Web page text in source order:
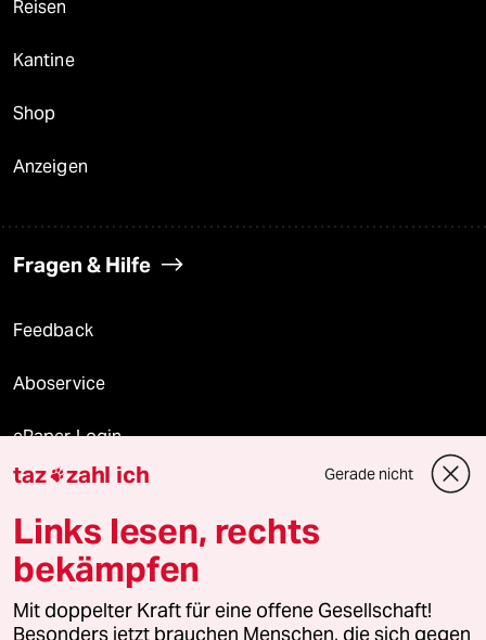
Reisen
Kantine
Shop
Anzeigen
Fragen & Hilfe
Feedback
Aboservice
ePaper Login
Downloads für Abonnierende
© 2026 taz Verlags und Vertriebs GmbH
Alle Rechte vorbehalten. Bei rechtlichen Fragen oder für Genehmigungen
wenden Sie sich bitte an
lizenzen@taz.de
taz zahl ich Gerade nicht
Links lesen, rechts
bekämpfen
Mit doppelter Kraft für eine offene Gesellschaft!
Besonders jetzt brauchen Menschen, die sich gegen